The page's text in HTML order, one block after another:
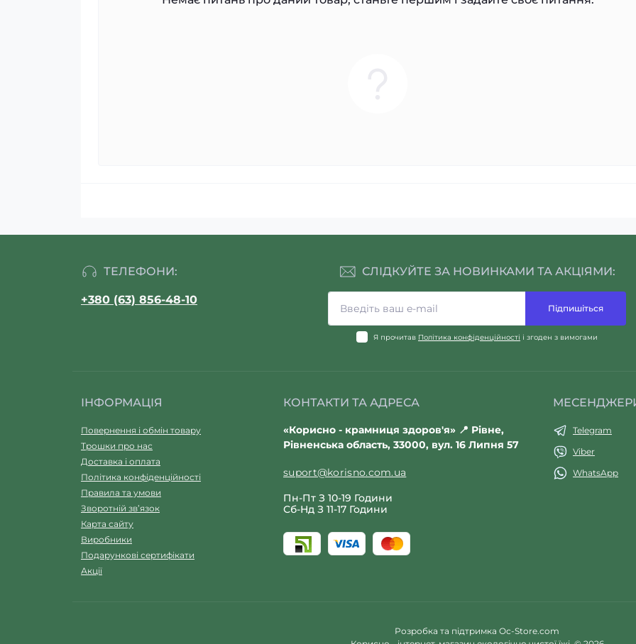
ТЕЛЕФОНИ:
+380 (63) 856-48-10
СЛІДКУЙТЕ ЗА НОВИНКАМИ ТА АКЦІЯМИ:
Підпишіться
Я прочитав Політика конфіденційності і згоден з вимогами
ІНФОРМАЦІЯ
Повернення і обмін товару
Трошки про нас
Доставка і оплата
Політика конфіденційності
Правила та умови
Зворотній зв’язок
Карта сайту
Виробники
Подарункові сертифікати
Акції
КОНТАКТИ ТА АДРЕСА
«Корисно - крамниця здоров'я» 📍 Рівне,
Рівненська область, 33000, вул. 16 Липня 57
suport@korisno.com.ua
Пн-Пт З 10-19 Години
Сб-Нд З 11-17 Години
Telegram
Viber
WhatsApp
Розробка та підтримка Oс-Store.com